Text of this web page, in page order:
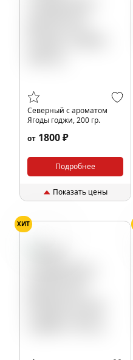
Северный с ароматом
Ягоды годжи, 200 гр.
от 1800 ₽
Подробнее
Показать цены
ХИТ